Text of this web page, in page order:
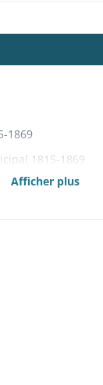
1869
1815-1869
Afficher plus